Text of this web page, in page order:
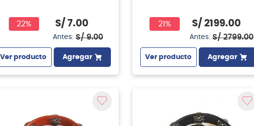
22% S/ 7.00
Antes: S/ 9.00
Ver producto Agregar
21% S/ 2199.00
Antes: S/ 2799.00
Ver producto Agregar